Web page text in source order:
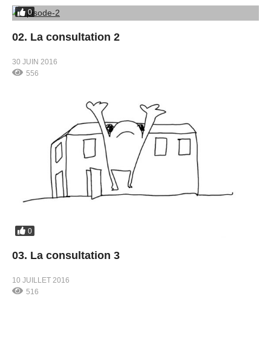
0
02. La consultation 2
30 JUIN 2016
556
0
03. La consultation 3
10 JUILLET 2016
516